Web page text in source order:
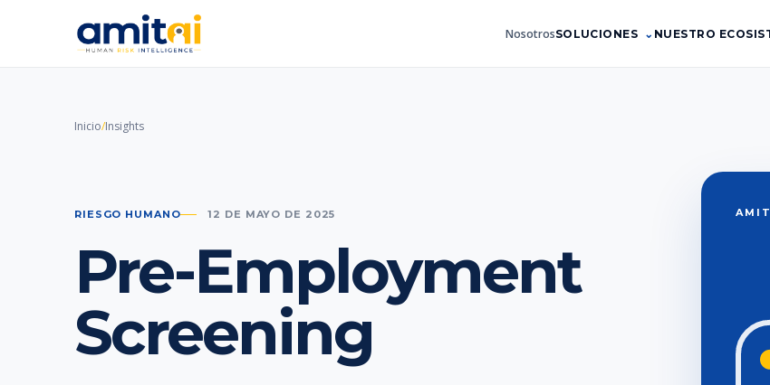
NosotrosSOLUCIONES NUESTRO
Inicio/Insights
RIESGO HUMANO 12 DE MAYO DE 2025
Pre-Employment
Screening